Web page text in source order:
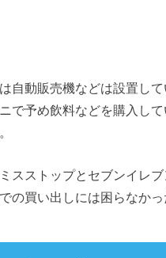
自動販売機などは設置し
で予め飲料などを購入して
スストップとセブンイレブ
の買い出しには困らなか